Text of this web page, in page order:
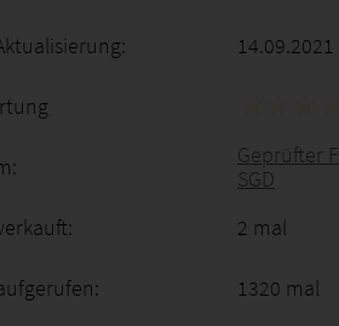
14.09.2021
Geprüfter
SGD
2 mal
1320 mal